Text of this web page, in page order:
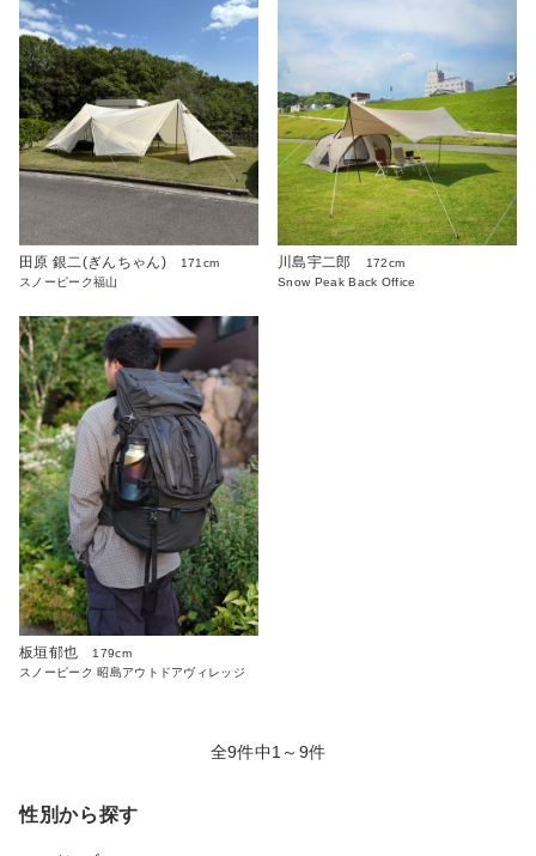
田原 銀二(ぎんちゃん)
171cm
スノーピーク福山
川島宇二郎
172cm
Snow Peak Back Office
板垣郁也
179cm
スノーピーク 昭島アウトドアヴィレッジ
全9件中1～9件
性別から探す